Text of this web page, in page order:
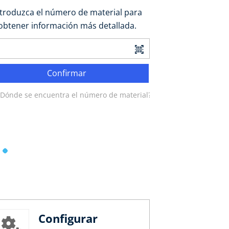
el número de material para
información más detallada.
Confirmar
se encuentra el número de material?
Configurar